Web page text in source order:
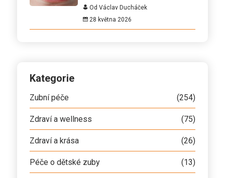
Od Václav Ducháček
28 května 2026
Kategorie
Zubní péče (254)
Zdraví a wellness (75)
Zdraví a krása (26)
Péče o dětské zuby (13)